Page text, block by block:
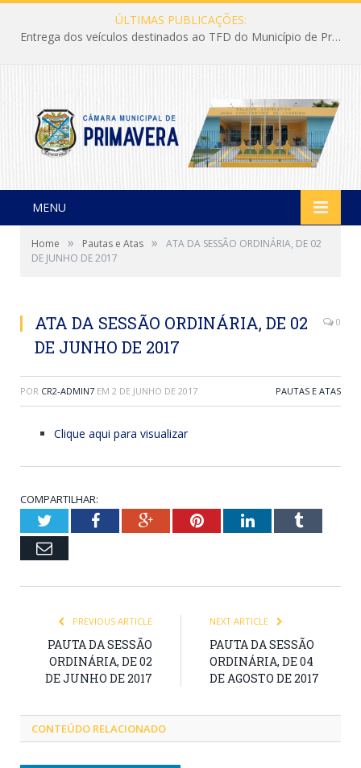
ÚLTIMAS PUBLICAÇÕES:
Entrega dos veículos destinados ao TFD do Município de Primavera
MENU
Home » Pautas e Atas »
ATA DA SESSÃO ORDINÁRIA, DE 02
DE JUNHO DE 2017
ATA DA SESSÃO ORDINÁRIA, DE 02
DE JUNHO DE 2017
0
POR CR2-ADMIN7 EM 2 DE JUNHO DE 2017 PAUTAS E ATAS
Clique aqui para visualizar
COMPARTILHAR:
TwitterFacebookGoogle+PinterestLinkedInTumblr
Email
PREVIOUS ARTICLE
PAUTA DA SESSÃO
ORDINÁRIA, DE 02
DE JUNHO DE 2017
NEXT ARTICLE
PAUTA DA SESSÃO
ORDINÁRIA, DE 04
DE AGOSTO DE 2017
CONTEÚDO RELACIONADO